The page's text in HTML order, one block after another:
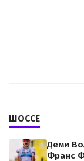
ШОССЕ
Деми
Франс